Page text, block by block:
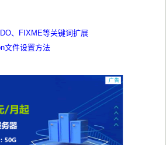
、FIXME等关键词扩展
文件设置方法